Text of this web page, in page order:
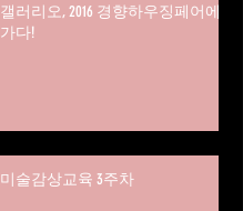
갤러리오, 2016 경향하우징페어에
가다!
미술감상교육 3주차